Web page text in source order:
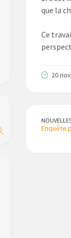
que la
Ce
20
Enquête